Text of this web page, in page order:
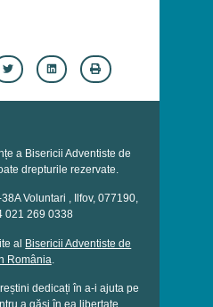
a Bisericii Adventiste de
drepturile rezervate.
Voluntari , Ilfov, 077190,
021 269 0338
al Bisericii Adventiste de
România.
dedicați în a-i ajuta pe